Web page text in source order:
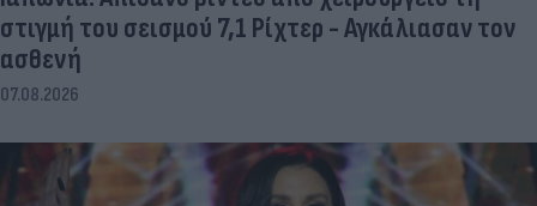
στιγμή του σεισμού 7,1 Ρίχτερ - Αγκάλιασαν τον
ασθενή
07.08.2026